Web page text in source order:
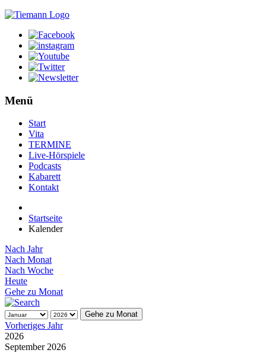
Menü
Start
Vita
TERMINE
Live-Hörspiele
Podcasts
Kabarett
Kontakt
Startseite
Kalender
Nach Jahr
Nach Monat
Nach Woche
Heute
Gehe zu Monat
Gehe zu Monat
Vorheriges Jahr
2026
September 2026